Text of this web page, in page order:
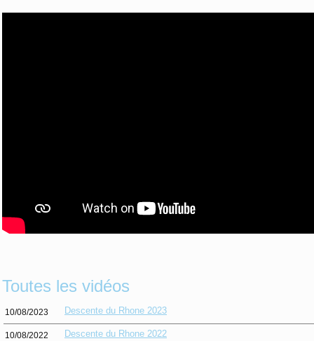
Toutes les vidéos
10/08/2023 Descente du Rhone 2023
10/08/2022 Descente du Rhone 2022